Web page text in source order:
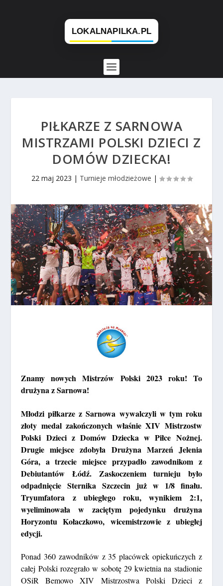
PIŁKARZE Z SARNOWA
MISTRZAMI POLSKI DZIECI Z
DOMÓW DZIECKA!
22 maj 2023 | Turnieje młodzieżowe |
Znamy nowych Mistrzów Polski 2023 roku! To
drużyna z Sarnowa!
Młodzi piłkarze z Sarnowa wywalczyli w tym roku
złoty medal zakończonych właśnie XIV Mistrzostw
Polski Dzieci z Domów Dziecka w Piłce Nożnej.
Drugie miejsce zdobyła Drużyna Marzeń Jelenia
Góra, a trzecie miejsce przypadło zawodnikom z
Debiutantów Łódź. Zaskoczeniem turnieju było
odpadnięcie Sternika Szczecin już w 1/8 finału.
Tryumfatora z ubiegłego roku, wynikiem 2:1,
wyeliminowała w zaciętym pojedynku drużyna
Horyzontu Kołaczkowo, wicemistrzowie z ubiegłej
edycji.
Ponad 360 zawodników z 35 placówek opiekuńczych z
całej Polski rozegrało w sobotę 29 kwietnia na stadionie
OSiR Bemowo XIV Mistrzostwa Polski Dzieci z